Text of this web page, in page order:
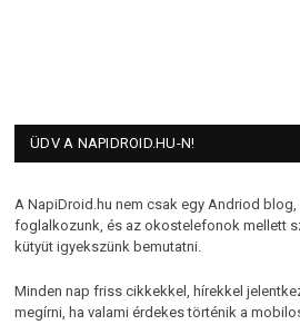
ÜDV A NAPIDROID.HU-N!
A NapiDroid.hu nem csak egy Andriod
foglalkozunk, és az okostelefonok mellett
kütyüt igyekszünk bemutatni.
Minden nap friss cikkekkel, hírekkel
megírni, ha valami érdekes történik a